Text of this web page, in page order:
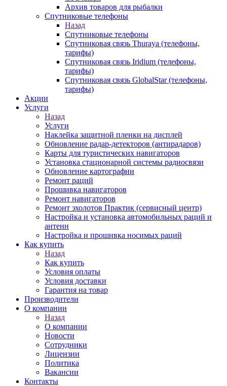
Архив товаров для рыбалки
Спутниковые телефоны
Назад
Спутниковые телефоны
Спутниковая связь Thuraya (телефоны,
тарифы)
Спутниковая связь Iridium (телефоны,
тарифы)
Спутниковая связь GlobalStar (телефоны,
тарифы)
Акции
Услуги
Назад
Услуги
Наклейка защитной пленки на дисплей
Обновление радар-детекторов (антирадаров)
Карты для туристических навигаторов
Установка стационарной системы радиосвязи
Обновление картографии
Ремонт раций
Прошивка навигаторов
Ремонт навигаторов
Ремонт эхолотов Практик (сервисный центр)
Настройка и установка автомобильных раций и
антенн
Настройка и прошивка носимых раций
Как купить
Назад
Как купить
Условия оплаты
Условия доставки
Гарантия на товар
Производители
О компании
Назад
О компании
Новости
Сотрудники
Лицензии
Политика
Вакансии
Контакты